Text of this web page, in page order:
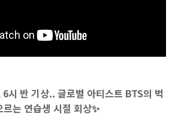
시 반 기상.. 글로벌 아티스트 BTS의 벅
르는 연습생 시절 회상✨